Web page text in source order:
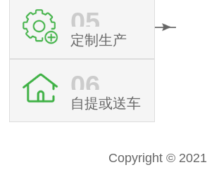
05
定制生产
06
自提或送车
Copyright © 2021